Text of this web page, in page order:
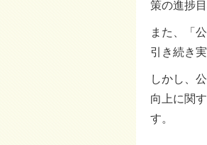
策の進捗
また、「
引き続き
しかし、
向上に関
す。